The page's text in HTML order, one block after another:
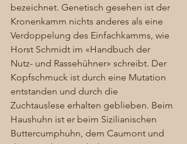
bezeichnet. Genetisch gesehen ist der
Kronenkamm nichts anderes als eine
Verdoppelung des Einfachkamms, wie
Horst Schmidt im «Handbuch der
Nutz- und Rassehühner» schreibt. Der
Kopfschmuck ist durch eine Mutation
entstanden und durch die
Zuchtauslese erhalten geblieben. Beim
Haushuhn ist er beim Sizilianischen
Buttercumphuhn, dem Caumont und